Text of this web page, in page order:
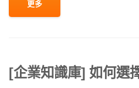
更多
[企業知識庫] 如何選